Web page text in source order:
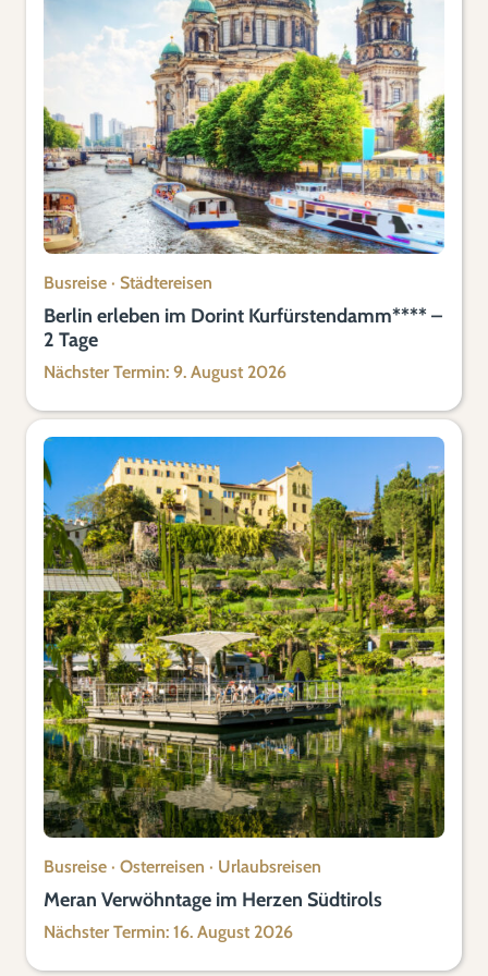
Busreise · Städtereisen
Berlin erleben im Dorint Kurfürstendamm**** –
2 Tage
Nächster Termin: 9. August 2026
Busreise · Osterreisen · Urlaubsreisen
Meran Verwöhntage im Herzen Südtirols
Nächster Termin: 16. August 2026